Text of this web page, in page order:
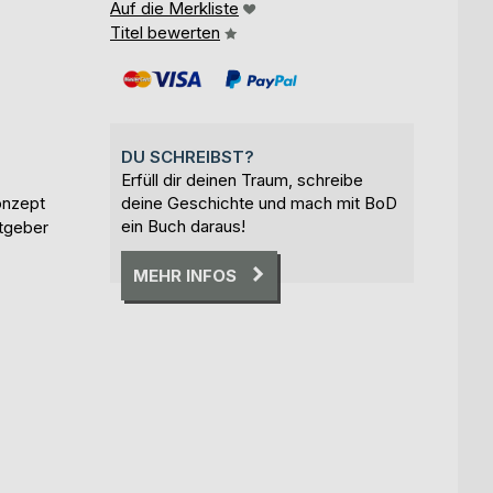
Auf die Merkliste
Titel bewerten
DU SCHREIBST?
Erfüll dir deinen Traum, schreibe
deine Geschichte und mach mit BoD
ein Buch daraus!
MEHR INFOS